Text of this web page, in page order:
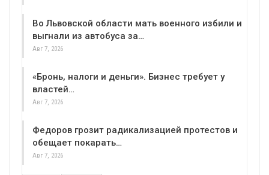
Во Львовской области мать военного избили и
выгнали из автобуса за…
Авг 7, 2026
«Бронь, налоги и деньги». Бизнес требует у
властей…
Авг 7, 2026
Федоров грозит радикализацией протестов и
обещает покарать…
Авг 7, 2026